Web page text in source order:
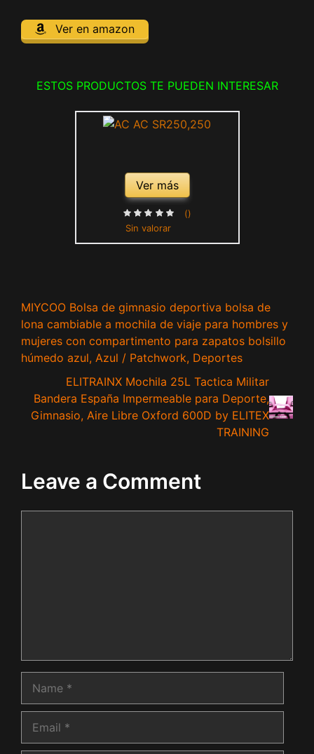
Ver en amazon
ESTOS PRODUCTOS TE PUEDEN INTERESAR
Ver más
Sin valorar
()
MIYCOO Bolsa de gimnasio deportiva bolsa de
lona cambiable a mochila de viaje para hombres y
mujeres con compartimento para zapatos bolsillo
húmedo azul, Azul / Patchwork, Deportes
ELITRAINX Mochila 25L Tactica Militar
Bandera España Impermeable para Deporte,
Gimnasio, Aire Libre Oxford 600D by ELITEX
TRAINING
Leave a Comment